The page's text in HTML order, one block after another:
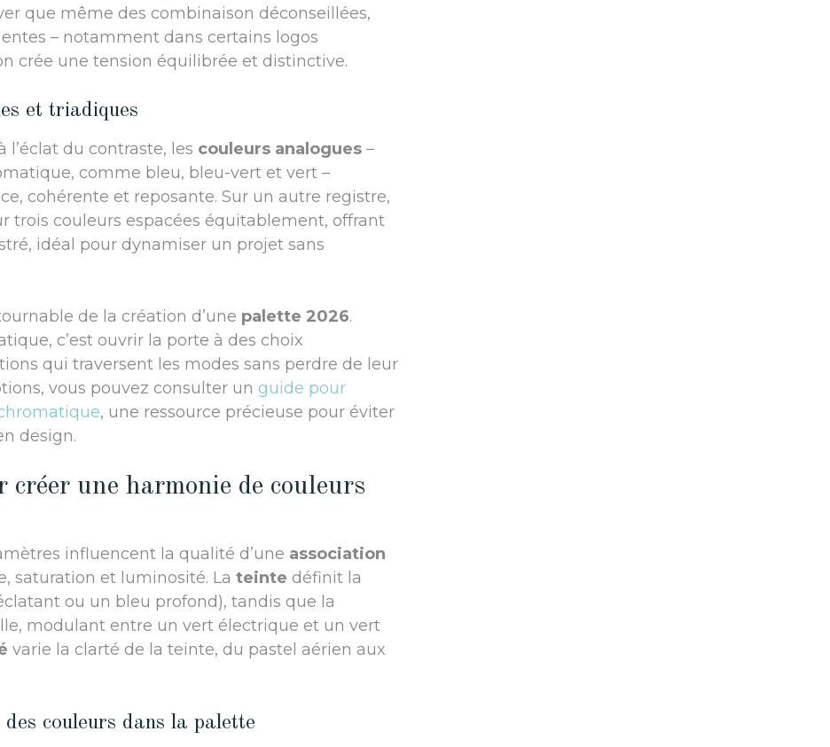
que même des combinaison déconseillées,
– notamment dans certains logos
crée une tension équilibrée et distinctive.
et triadiques
du contraste, les couleurs analogues –
comme bleu, bleu-vert et vert –
cohérente et reposante. Sur un autre registre,
trois couleurs espacées équitablement, offrant
idéal pour dynamiser un projet sans
de la création d’une palette 2026.
c’est ouvrir la porte à des choix
qui traversent les modes sans perdre de leur
vous pouvez consulter un guide pour
, une ressource précieuse pour éviter
design.
une harmonie de couleurs
influencent la qualité d’une association
saturation et luminosité. La teinte définit la
ou un bleu profond), tandis que la
modulant entre un vert électrique et un vert
varie la clarté de la teinte, du pastel aérien aux
couleurs dans la palette